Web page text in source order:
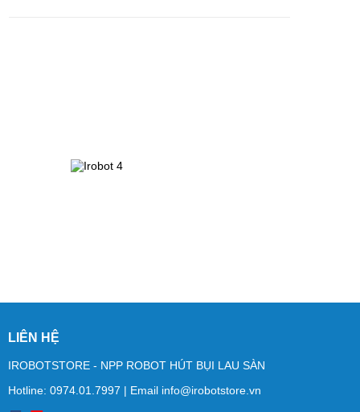
LIÊN HỆ
IROBOTSTORE - NPP ROBOT HÚT BỤI LAU SÀN
Hotline: 0974.01.7997 | Email info@irobotstore.vn